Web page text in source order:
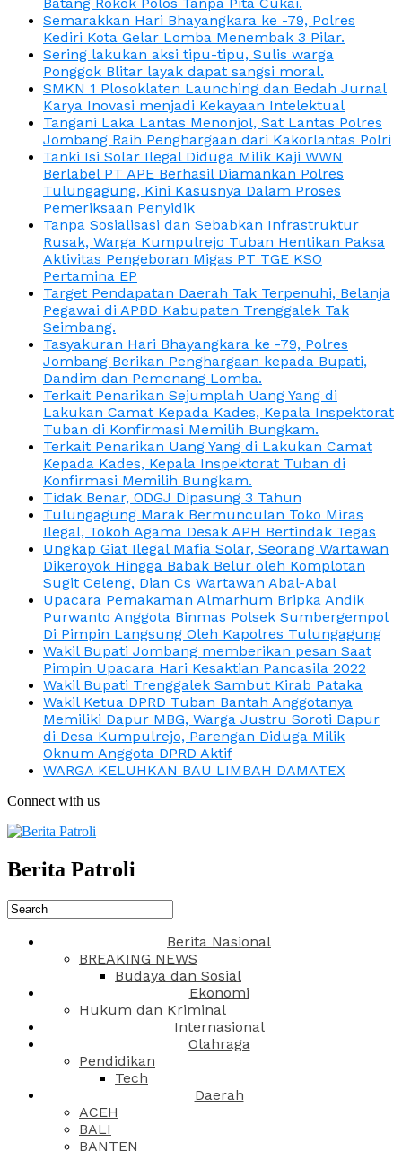
Semarakkan Hari Bhayangkara ke -79, Polres
Kediri Kota Gelar Lomba Menembak 3 Pilar.
Sering lakukan aksi tipu-tipu, Sulis warga
Ponggok Blitar layak dapat sangsi moral.
SMKN 1 Plosoklaten Launching dan Bedah Jurnal
Karya Inovasi menjadi Kekayaan Intelektual
Tangani Laka Lantas Menonjol, Sat Lantas Polres
Jombang Raih Penghargaan dari Kakorlantas Polri
Tanki Isi Solar Ilegal Diduga Milik Kaji WWN
Berlabel PT APE Berhasil Diamankan Polres
Tulungagung, Kini Kasusnya Dalam Proses
Pemeriksaan Penyidik
Tanpa Sosialisasi dan Sebabkan Infrastruktur
Rusak, Warga Kumpulrejo Tuban Hentikan Paksa
Aktivitas Pengeboran Migas PT TGE KSO
Pertamina EP
Target Pendapatan Daerah Tak Terpenuhi, Belanja
Pegawai di APBD Kabupaten Trenggalek Tak
Seimbang.
Tasyakuran Hari Bhayangkara ke -79, Polres
Jombang Berikan Penghargaan kepada Bupati,
Dandim dan Pemenang Lomba.
Terkait Penarikan Sejumplah Uang Yang di
Lakukan Camat Kepada Kades, Kepala Inspektorat
Tuban di Konfirmasi Memilih Bungkam.
Terkait Penarikan Uang Yang di Lakukan Camat
Kepada Kades, Kepala Inspektorat Tuban di
Konfirmasi Memilih Bungkam.
Tidak Benar, ODGJ Dipasung 3 Tahun
Tulungagung Marak Bermunculan Toko Miras
Ilegal, Tokoh Agama Desak APH Bertindak Tegas
Ungkap Giat Ilegal Mafia Solar, Seorang Wartawan
Dikeroyok Hingga Babak Belur oleh Komplotan
Sugit Celeng, Dian Cs Wartawan Abal-Abal
Upacara Pemakaman Almarhum Bripka Andik
Purwanto Anggota Binmas Polsek Sumbergempol
Di Pimpin Langsung Oleh Kapolres Tulungagung
Wakil Bupati Jombang memberikan pesan Saat
Pimpin Upacara Hari Kesaktian Pancasila 2022
Wakil Bupati Trenggalek Sambut Kirab Pataka
Wakil Ketua DPRD Tuban Bantah Anggotanya
Memiliki Dapur MBG, Warga Justru Soroti Dapur
di Desa Kumpulrejo, Parengan Diduga Milik
Oknum Anggota DPRD Aktif
WARGA KELUHKAN BAU LIMBAH DAMATEX
Connect with us
Berita Patroli
Berita Nasional
BREAKING NEWS
Budaya dan Sosial
Ekonomi
Hukum dan Kriminal
Internasional
Olahraga
Pendidikan
Tech
Daerah
ACEH
BALI
BANTEN